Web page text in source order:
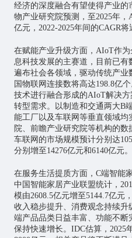
经济的深度融合有望使得产业的
物产业研究院预测，至2025年
亿元，2022-2025年间的CAGR将
在赋能产业升级方面，AIoT作
息科技发展的主赛道，目前已
遍布社会各领域，驱动传统产业
国物联网连接数将高达198.8亿
技术进行融合形成的AIoT解决
转型需求。以制造和交通两大B
能工厂以及车联网等垂直领域
院、前瞻产业研究院等机构的数
车联网的市场规模预计分别达
分别增至14276亿元和6140亿元。
在服务生活提质方面，C端智能
中国智能家居产业联盟统计，
模由2608.5亿元增至5144.7亿元
收入稳步提升、消费观念持续
端产品品类日益丰富、功能不
保持快速增长。IDC估算，2025